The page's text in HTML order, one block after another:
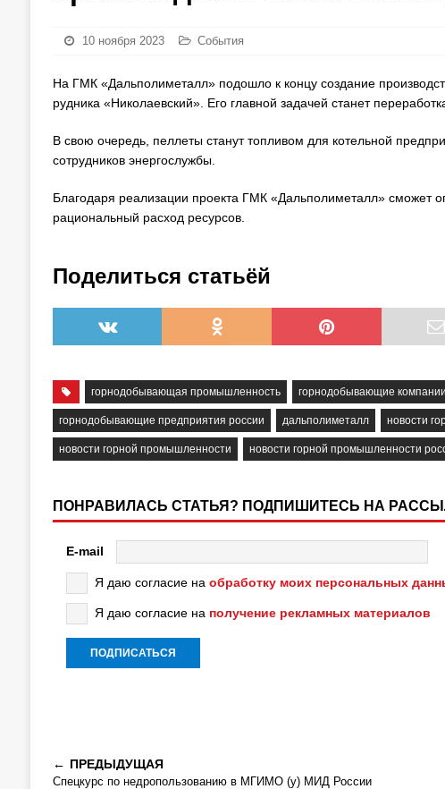
10 ноября 2023 События
На ГМК «Дальполиметалл» подошло к концу создание
рудника «Николаевский». Его главной задачей станет
В свою очередь, пеллеты станут топливом для котельной
сотрудников энергослужбы.
Благодаря реализации проекта ГМК «Дальполиметалл» сможет
рациональный расход ресурсов.
Поделиться статьёй
горнодобывающая промышленность горнодобывающие компании
горнодобывающие предприятия россии дальполиметалл новости
новости горной промышленности новости горной промышленности
ПОНРАВИЛАСЬ СТАТЬЯ? ПОДПИШИТЕСЬ НА
E-mail
Я даю согласие на обработку моих персональных
Я даю согласие на получение рекламных материалов
ПРЕДЫДУЩАЯ
Спецкурс по недропользованию в МГИМО (у) МИД России